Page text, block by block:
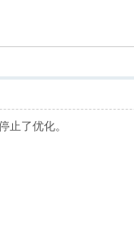
止了优化。